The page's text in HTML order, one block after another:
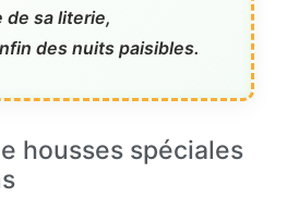
de sa literie,
des nuits paisibles.
housses spéciales